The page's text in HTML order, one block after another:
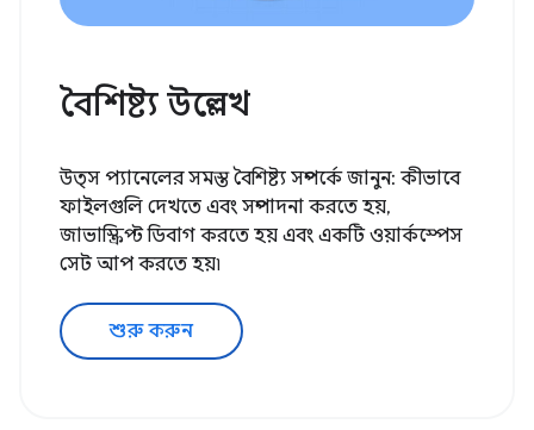
বৈশিষ্ট্য উল্লেখ
উত্স প্যানেলের সমস্ত বৈশিষ্ট্য সম্পর্কে জানুন: কীভাবে
ফাইলগুলি দেখতে এবং সম্পাদনা করতে হয়,
জাভাস্ক্রিপ্ট ডিবাগ করতে হয় এবং একটি ওয়ার্কস্পেস
সেট আপ করতে হয়৷
শুরু করুন